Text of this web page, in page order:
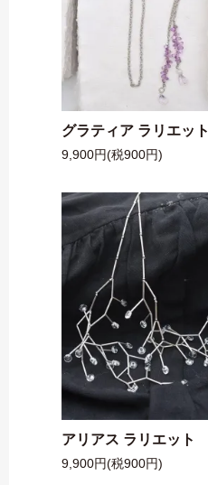
グラティア ラリエット
9,900円(税900円)
アリアス ラリエット
9,900円(税900円)